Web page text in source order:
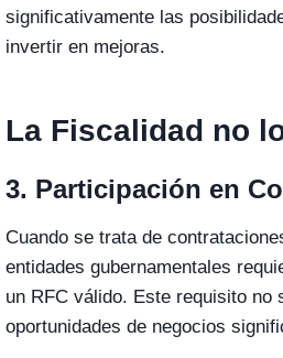
significativamente las
invertir en mejoras.
La Fiscalidad no
3. Participación en
Cuando se trata de
entidades gubernamentales
un RFC válido. Este requisito no
oportunidades de negocios